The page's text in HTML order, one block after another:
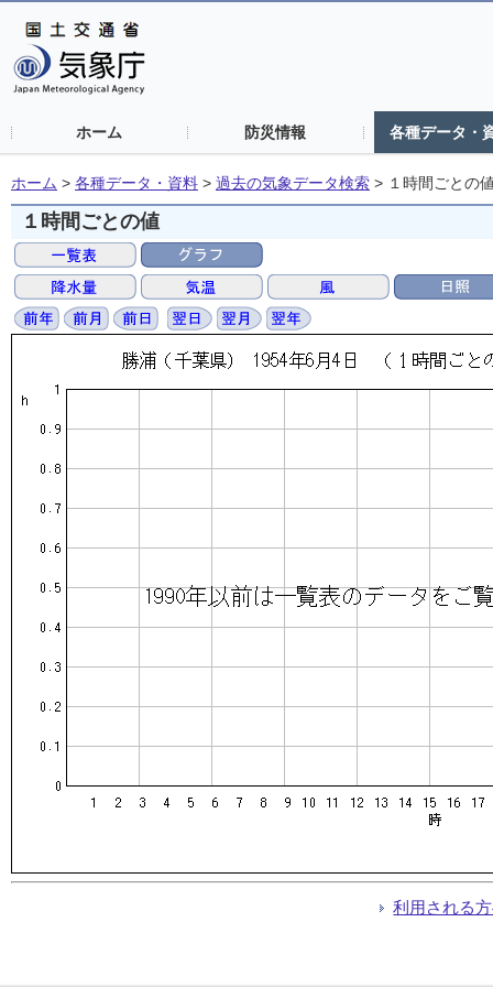
ホーム 防災情報 各種データ・
ホーム > 各種データ・資料 > 過去の気象データ検索 > １時間ごとの
１時間ごとの値
利用される